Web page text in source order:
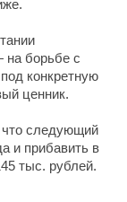
борьбе с
конкретную
ценник.
что следующий
и прибавить в
тыс. рублей.